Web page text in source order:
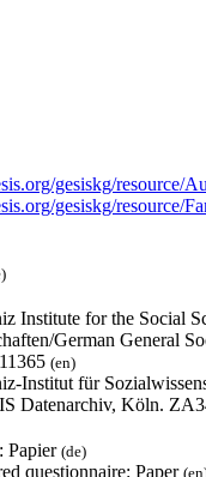
gesiskg/resource/
gesiskg/resource/
Institute for the Social
German General
(en)
Institut für
Datenarchiv, Köln.
Papier(de)
questionnaire: Paper